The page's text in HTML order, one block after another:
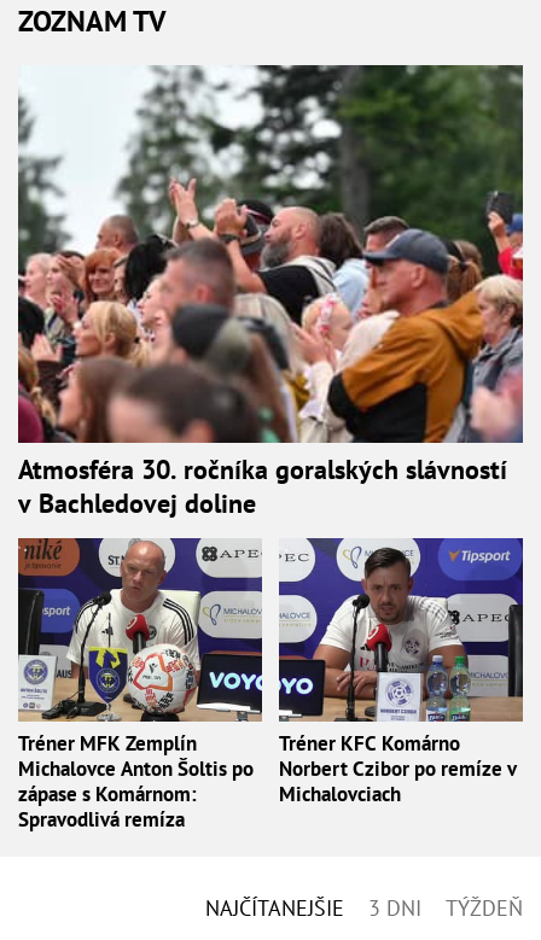
ZOZNAM TV
Atmosféra 30. ročníka goralských slávností
v Bachledovej doline
Tréner MFK Zemplín
Michalovce Anton Šoltis po
zápase s Komárnom:
Spravodlivá remíza
Tréner KFC Komárno
Norbert Czibor po remíze v
Michalovciach
NAJČÍTANEJŠIE 3 DNI TÝŽDEŇ